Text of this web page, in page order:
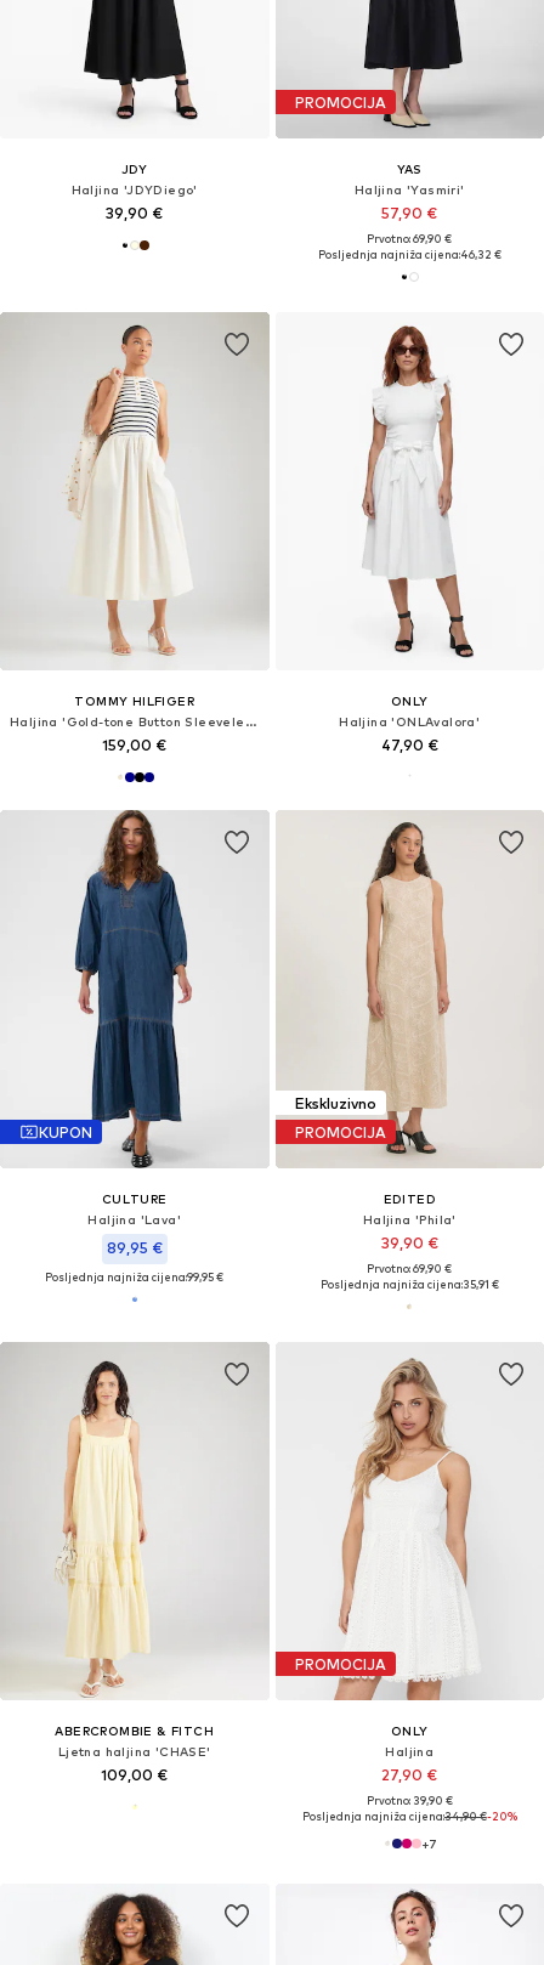
JDY
Haljina 'JDYDiego'
39,90 €
PROMOCIJA
YAS
Haljina 'Yasmiri'
57,90 €
Prvotno: 69,90 €
Posljednja najniža cijena:46,32 €
TOMMY HILFIGER
Haljina 'Gold-tone Button Sleeveless Maxi'
159,00 €
ONLY
Haljina 'ONLAvalora'
47,90 €
KUPON
CULTURE
Haljina 'Lava'
89,95 €
Posljednja najniža cijena:99,95 €
Ekskluzivno
PROMOCIJA
EDITED
Haljina 'Phila'
39,90 €
Prvotno: 69,90 €
Posljednja najniža cijena:35,91 €
ABERCROMBIE & FITCH
Ljetna haljina 'CHASE'
109,00 €
PROMOCIJA
ONLY
Haljina
27,90 €
Prvotno: 39,90 €
Posljednja najniža cijena:34,90 €-20%
+7